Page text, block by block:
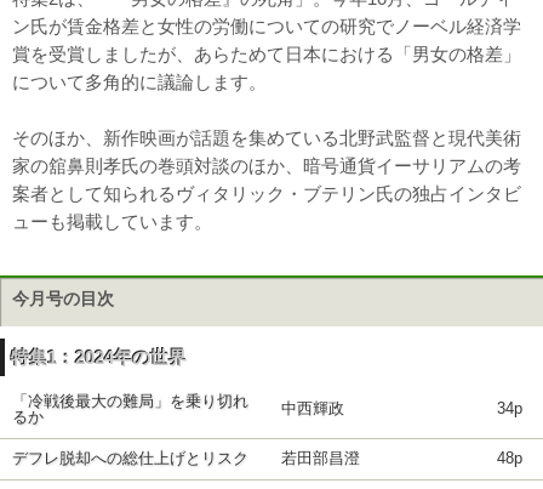
ン氏が賃金格差と女性の労働についての研究でノーベル経済学
賞を受賞しましたが、あらためて日本における「男女の格差」
について多角的に議論します。
そのほか、新作映画が話題を集めている北野武監督と現代美術
家の舘鼻則孝氏の巻頭対談のほか、暗号通貨イーサリアムの考
案者として知られるヴィタリック・ブテリン氏の独占インタビ
ューも掲載しています。
今月号の目次
特集1：2024年の世界
「冷戦後最大の難局」を乗り切れ
るか
中西輝政 34p
デフレ脱却への総仕上げとリスク 若田部昌澄 48p